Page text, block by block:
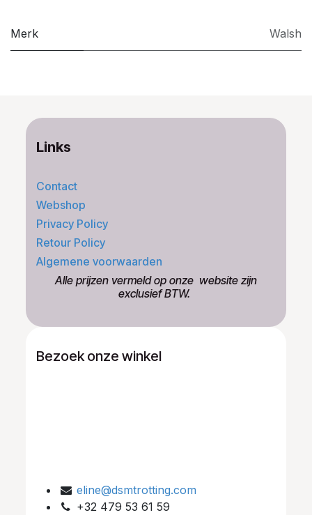
Merk Walsh
Links
Contact
Webshop
Privacy Policy
Retour Policy
Algemene voorwaarden
​Alle prijzen vermeld op onze ​website zijn
exclusief BTW.
Bezoek onze winkel
eline@dsmtrotting.com
+32 479 53 61 59